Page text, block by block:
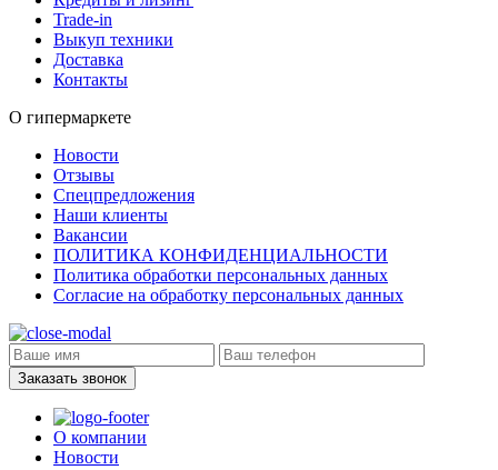
Trade-in
Выкуп техники
Доставка
Контакты
О гипермаркете
Новости
Отзывы
Спецпредложения
Наши клиенты
Вакансии
ПОЛИТИКА КОНФИДЕНЦИАЛЬНОСТИ
Политика обработки персональных данных
Согласие на обработку персональных данных
Заказать звонок
О компании
Новости